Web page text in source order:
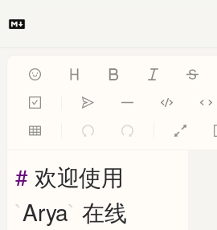
#
`Arya` 在线